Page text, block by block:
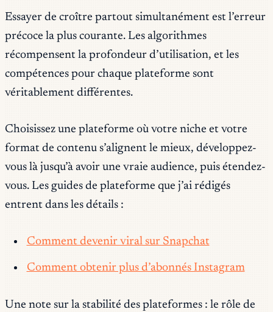
Essayer de croître partout simultanément est l’erreur
précoce la plus courante. Les algorithmes
récompensent la profondeur d’utilisation, et les
compétences pour chaque plateforme sont
véritablement différentes.
Choisissez une plateforme où votre niche et votre
format de contenu s’alignent le mieux, développez-
vous là jusqu’à avoir une vraie audience, puis étendez-
vous. Les guides de plateforme que j’ai rédigés
entrent dans les détails :
Comment devenir viral sur Snapchat
Comment obtenir plus d’abonnés Instagram
Une note sur la stabilité des plateformes : le rôle de